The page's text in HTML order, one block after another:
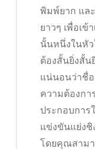
พิมพ์ยาก แล
ยาวๆ เพื่อเข้
นั้นหนึ่งในหั
ต้องสั้นยิ่งสั้
แน่นอนว่าชื่
ความต้องกา
ประกอบการ
แข่งขันแย่งชิ
โดยคุณสาม